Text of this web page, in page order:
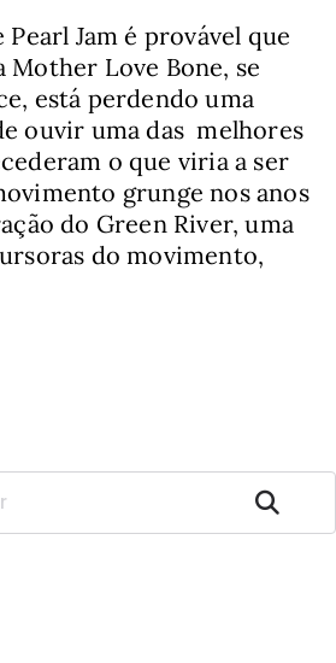
Pearl Jam é provável que
Mother Love Bone, se
está perdendo uma
ouvir uma das melhores
o que viria a ser
grunge nos anos
do Green River, uma
do movimento,
Pesquisar